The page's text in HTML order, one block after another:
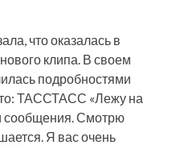
что оказалась в
клипа. В своем
подробностями
ТАССТАСС «Лежу на
сообщения. Смотрю
Я вас очень